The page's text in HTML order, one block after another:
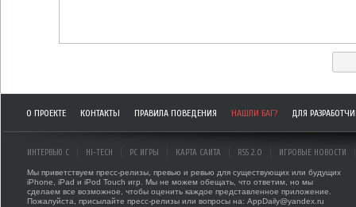
О ПРОЕКТЕ КОНТАКТЫ ПРАВИЛА ПОВЕДЕНИЯ НАШЛИ БАГ? ДЛЯ
ИНТЕРВЬЮ С HI-TECH PC ИГРЫ КАРТА САЙТА RSS 2.0 ИГРОВЫЕ НОВОСТИ
Мы приветствуем пресс-релизы, превью и ревью для существующих или будущих
iPhone, iPad и iPod Touch игр. Мы не можем обещать, что ответим, но мы
сделаем все возможное, чтобы оценить каждое представленное приложение.
Пожалуйста, присылайте пресс-релизы или вопросы на: AppDaily@yandex.ru